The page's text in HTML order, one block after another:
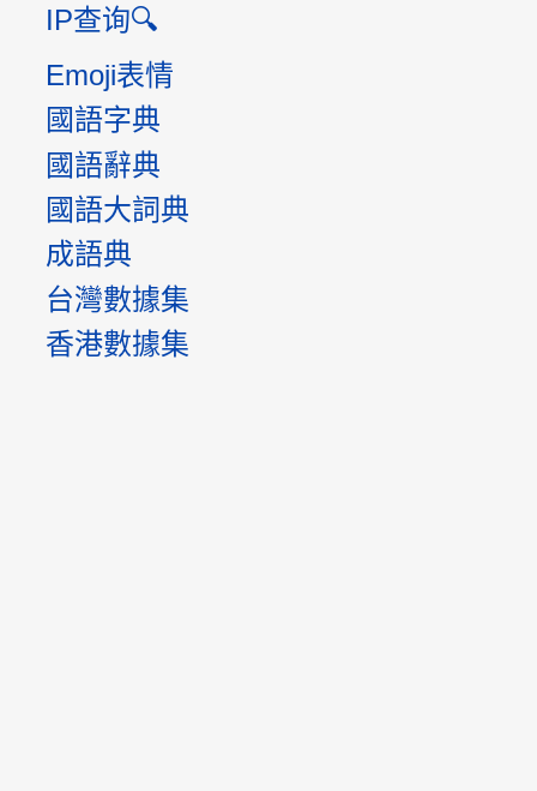
IP查询🔍
Emoji表情
國語字典
國語辭典
國語大詞典
成語典
台灣數據集
香港數據集